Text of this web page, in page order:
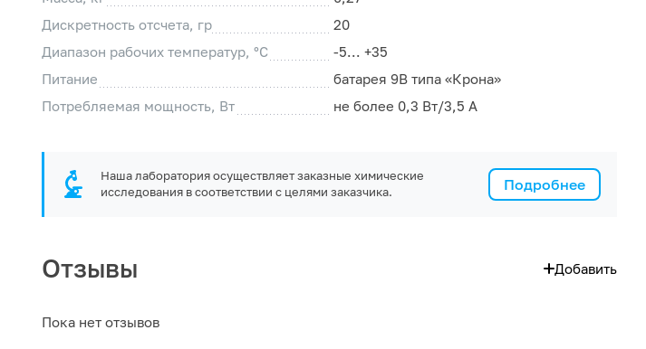
Дискретность отсчета, гр
20
Диапазон рабочих температур, °C
-5... +35
Питание
батарея 9В типа «Крона»
Потребляемая мощность, Вт
не более 0,3 Вт/3,5 А
Подробнее
Наша лаборатория осуществляет заказные химические
исследования в соответствии с целями заказчика.
Отзывы Добавить
Пока нет отзывов